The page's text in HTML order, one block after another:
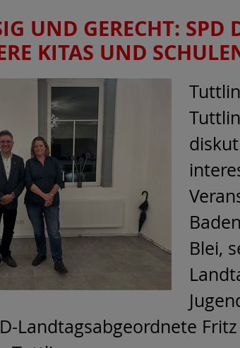
UND GERECHT:
KITAS UND
Blei,
Landtagsabgeordnete